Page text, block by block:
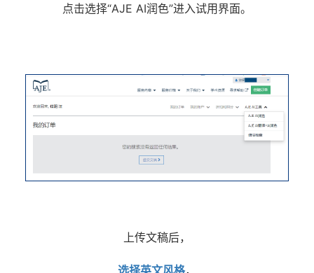
点击选择“AJE AI润色”进入试用界面。
上传文稿后，
选择英文风格，